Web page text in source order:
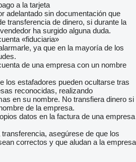
a la tarjeta
adelantado sin documentación que
transferencia de dinero, si durante la
ha surgido alguna duda.
«fiduciaria»
ya que en la mayoría de los
de una empresa con un nombre
los estafadores pueden ocultarse tras
reconocidas, realizando
en su nombre. No transfiera dinero si
de la empresa.
datos en la factura de una empresa
asegúrese de que los
correctos y que aludan a la empresa